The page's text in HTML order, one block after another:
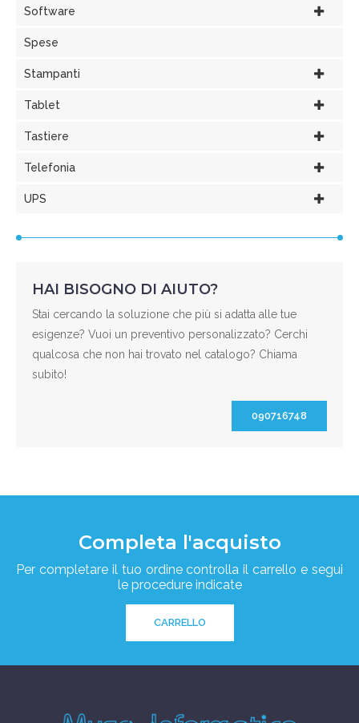
Software
Spese
Stampanti
Tablet
Tastiere
Telefonia
UPS
HAI BISOGNO DI AIUTO?
Stai cercando la soluzione che più si adatta alle tue
esigenze? Vuoi un preventivo personalizzato? Cerchi
qualcosa che non hai trovato nel catalogo? Chiama
subito!
090716748
Completa l'acquisto
Per completare il tuo ordine controlla il carrello e segui
le procedure indicate
CARRELLO